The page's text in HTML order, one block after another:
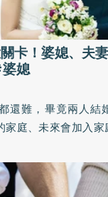
卡！婆媳、夫
媳
還難，畢竟兩人結
庭、未來會加入家
是維持婚姻不可逃
艱難的「3大關卡」